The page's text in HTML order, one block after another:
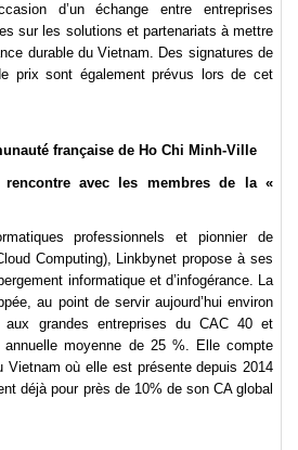
d’un échange entre entreprises
sur les solutions et partenariats à mettre
durable du Vietnam. Des signatures de
prix sont également prévus lors de cet
française de Ho Chi Minh-Ville
avec les membres de la «
professionnels et pionnier de
Computing), Linkbynet propose à ses
informatique et d’infogérance. La
au point de servir aujourd’hui environ
grandes entreprises du CAC 40 et
annuelle moyenne de 25 %. Elle compte
Vietnam où elle est présente depuis 2014
déjà pour près de 10% de son CA global